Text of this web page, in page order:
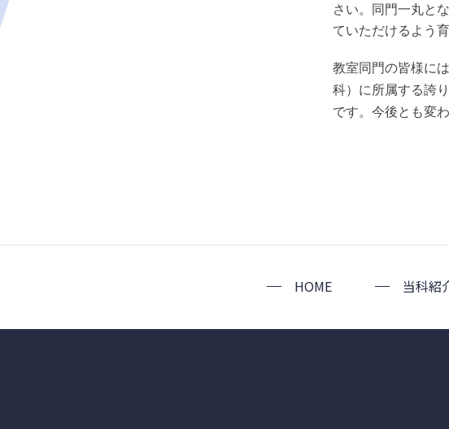
さい。同門一丸と
ていただけるよう育
教室同門の皆様に
科）に所属する誇
です。今後とも変
HOME 当科紹